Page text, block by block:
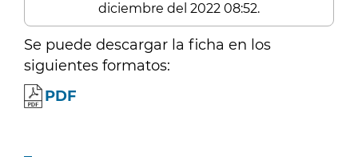
diciembre del 2022 08:52.
Se puede descargar la ficha en los
siguientes formatos:
PDF